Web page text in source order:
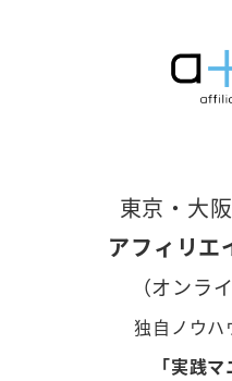
東京・大
アフィリエ
（オンラ
独自ノウハ
「実践